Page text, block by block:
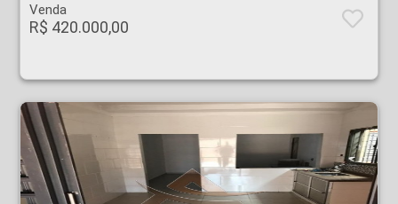
Venda
R$ 420.000,00